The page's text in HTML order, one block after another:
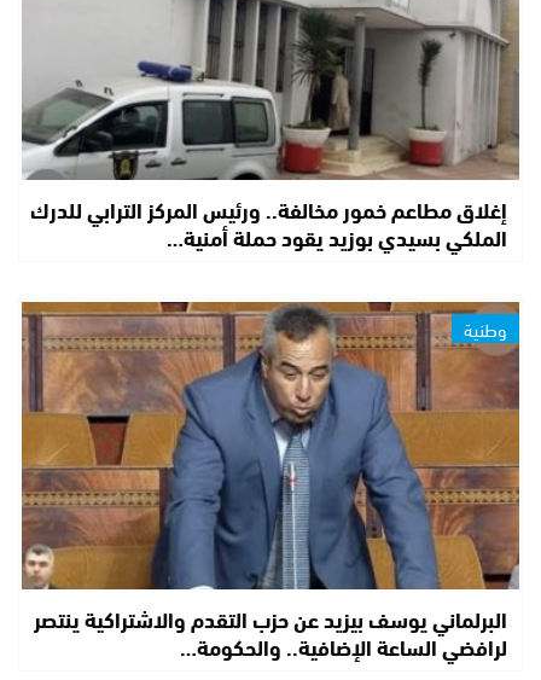
إغلاق مطاعم خمور مخالفة.. ورئيس المركز الترابي للدرك
الملكي بسيدي بوزيد يقود حملة أمنية…
وطنية
البرلماني يوسف بيزيد عن حزب التقدم والاشتراكية ينتصر
لرافضي الساعة الإضافية.. والحكومة…